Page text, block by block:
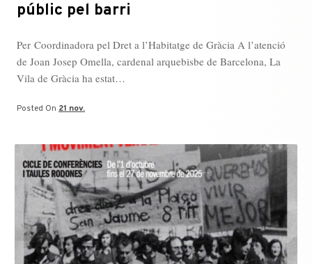
públic pel barri
Per Coordinadora pel Dret a l’Habitatge de Gràcia A l’atenció
de Joan Josep Omella, cardenal arquebisbe de Barcelona, La
Vila de Gràcia ha estat…
Posted On 21 nov.